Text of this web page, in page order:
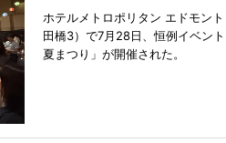
ホテルメトロポリタン エドモン
田橋3）で7月28日、恒例イベン
夏まつり」が開催された。